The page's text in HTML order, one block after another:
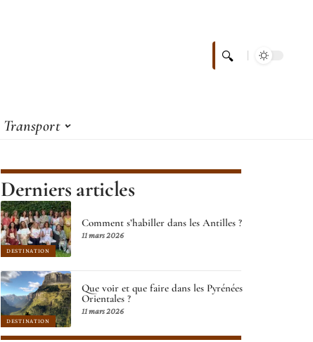
Transport
Derniers articles
DESTINATION
Comment s’habiller dans les Antilles ?
11 mars 2026
DESTINATION
Que voir et que faire dans les Pyrénées
Orientales ?
11 mars 2026